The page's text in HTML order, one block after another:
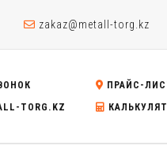
zakaz@metall-torg.kz
ПРАЙС-
TORG.KZ